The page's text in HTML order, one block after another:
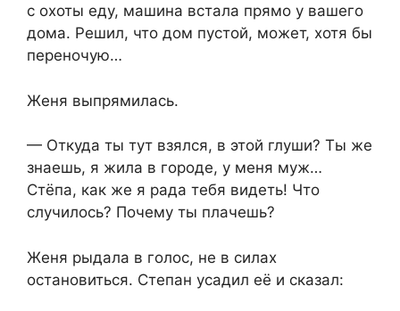
с охоты еду, машина встала прямо у вашего
дома. Решил, что дом пустой, может, хотя бы
переночую…
Женя выпрямилась.
— Откуда ты тут взялся, в этой глуши? Ты же
знаешь, я жила в городе, у меня муж…
Стёпа, как же я рада тебя видеть! Что
случилось? Почему ты плачешь?
Женя рыдала в голос, не в силах
остановиться. Степан усадил её и сказал: